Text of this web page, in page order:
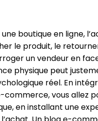
une boutique en ligne,
le produit, le
un vendeur en
physique peut
réel. En
vous allez
en installant une